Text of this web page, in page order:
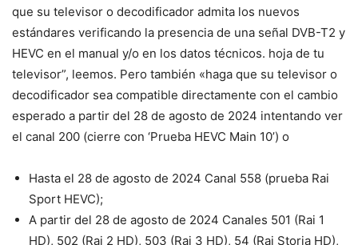
que su televisor o decodificador admita los nuevos
estándares verificando la presencia de una señal DVB-T2 y
HEVC en el manual y/o en los datos técnicos. hoja de tu
televisor”, leemos. Pero también «haga que su televisor o
decodificador sea compatible directamente con el cambio
esperado a partir del 28 de agosto de 2024 intentando ver
el canal 200 (cierre con ‘Prueba HEVC Main 10’) o
Hasta el 28 de agosto de 2024 Canal 558 (prueba Rai
Sport HEVC);
A partir del 28 de agosto de 2024 Canales 501 (Rai 1
HD), 502 (Rai 2 HD), 503 (Rai 3 HD), 54 (Rai Storia HD),